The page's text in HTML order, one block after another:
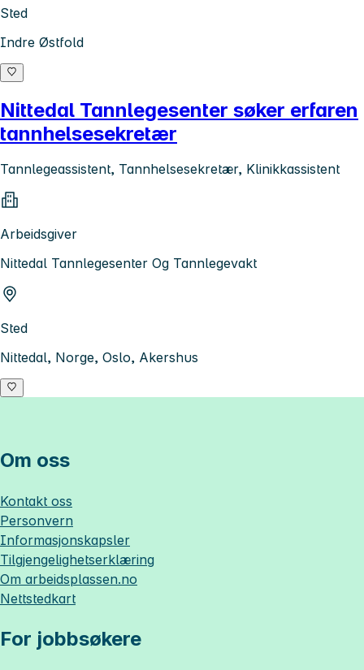
Sted
Indre Østfold
Nittedal Tannlegesenter søker erfaren
tannhelsesekretær
Tannlegeassistent, Tannhelsesekretær, Klinikkassistent
Arbeidsgiver
Nittedal Tannlegesenter Og Tannlegevakt
Sted
Nittedal, Norge, Oslo, Akershus
Om oss
Kontakt oss
Personvern
Informasjonskapsler
Tilgjengelighetserklæring
Om arbeidsplassen.no
Nettstedkart
For jobbsøkere